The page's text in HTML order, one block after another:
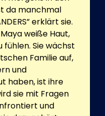
da manchmal
erklärt sie.
weiße Haut,
fühlen. Sie wächst
Familie auf,
und
haben, ist ihre
sie mit Fragen
und